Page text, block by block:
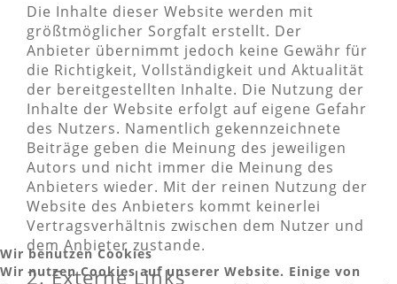
Die Inhalte dieser Website werden mit
größtmöglicher Sorgfalt erstellt. Der
Anbieter übernimmt jedoch keine Gewähr für
die Richtigkeit, Vollständigkeit und Aktualität
der bereitgestellten Inhalte. Die Nutzung der
Inhalte der Website erfolgt auf eigene Gefahr
des Nutzers. Namentlich gekennzeichnete
Beiträge geben die Meinung des jeweiligen
Autors und nicht immer die Meinung des
Anbieters wieder. Mit der reinen Nutzung der
Website des Anbieters kommt keinerlei
Vertragsverhältnis zwischen dem Nutzer und
dem Anbieter zustande.
2. Externe Links
Wir benutzen Cookies
Wir nutzen Cookies auf unserer Website. Einige von